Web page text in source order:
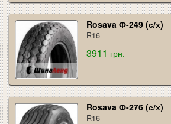
Rosava Ф-249 (с/х)
R16
3911 грн.
Rosava Ф-276 (с/х)
R16